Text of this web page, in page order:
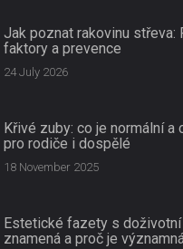
Jak poznat rakovinu střeva:
faktory a prevence
24 July 2026
Křivé zuby: co je normální a
pro rodiče i dospělé
18 November 2025
Estetické fazety s doživotní
znamená a proč je